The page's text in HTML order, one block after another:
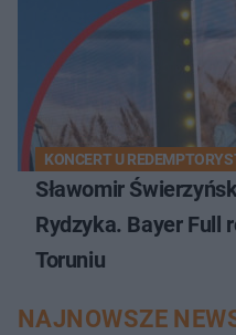
KONCERT U
Sławomir
Rydzyka. Bayer Full
Toruniu
NAJNOWSZE